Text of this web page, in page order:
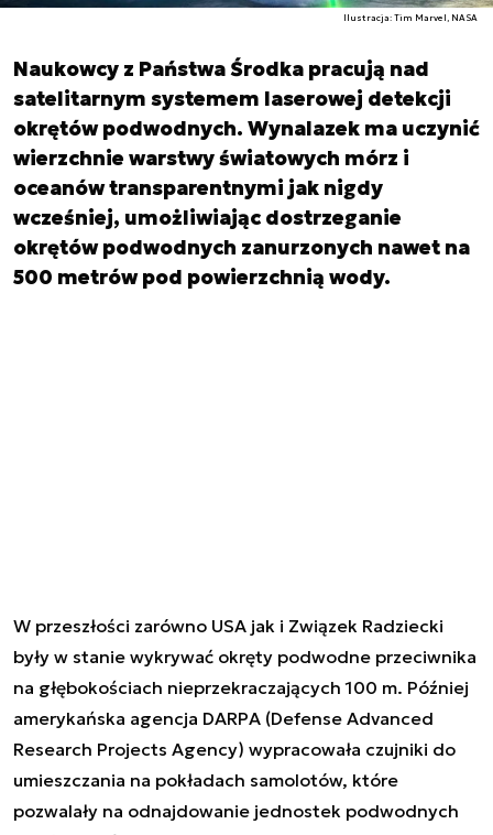
Ilustracja: Tim Marvel, NASA
Naukowcy z Państwa Środka pracują nad
satelitarnym systemem laserowej detekcji
okrętów podwodnych. Wynalazek ma uczynić
wierzchnie warstwy światowych mórz i
oceanów transparentnymi jak nigdy
wcześniej, umożliwiając dostrzeganie
okrętów podwodnych zanurzonych nawet na
500 metrów pod powierzchnią wody.
W przeszłości zarówno USA jak i Związek Radziecki
były w stanie wykrywać okręty podwodne przeciwnika
na głębokościach nieprzekraczających 100 m. Później
amerykańska agencja DARPA (Defense Advanced
Research Projects Agency) wypracowała czujniki do
umieszczania na pokładach samolotów, które
pozwalały na odnajdowanie jednostek podwodnych